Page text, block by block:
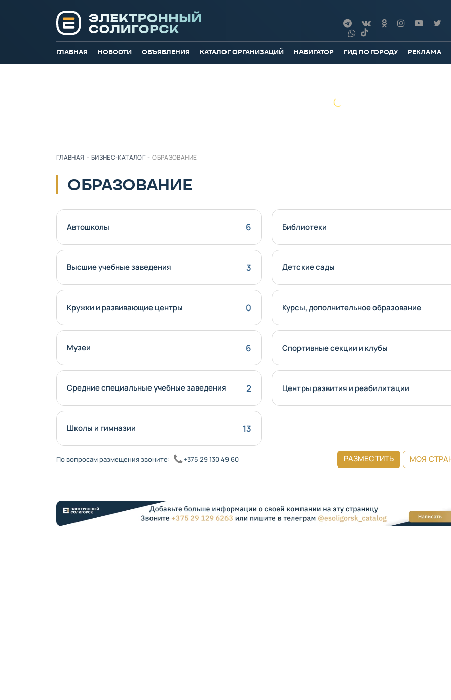
ГЛАВНАЯ НОВОСТИ ОБЪЯВЛЕНИЯ КАТАЛОГ ОРГАНИЗАЦИЙ НАВИГАТОР ГИД ПО ГОРОДУ РЕКЛАМА
ГЛАВНАЯ - БИЗНЕС-КАТАЛОГ - ОБРАЗОВАНИЕ
ОБРАЗОВАНИЕ
Автошколы 6 Библиотеки
Высшие учебные заведения 3 Детские сады
Кружки и развивающие центры 0 Курсы, дополнительное образование
Музеи 6 Спортивные секции и клубы
Средние специальные учебные заведения 2 Центры развития и реабилитации
Школы и гимназии 13
По вопросам размещения звоните: +375 29 130 49 60 МОЯ
РАЗМЕСТИТЬ